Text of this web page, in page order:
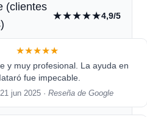
(clientes
★★★★★4,9/5
★★★★★
y muy profesional. La ayuda en
fue impecable.
21 jun 2025 ·Reseña de Google